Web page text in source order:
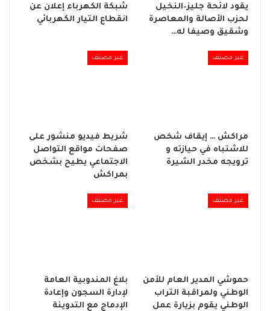
يقود لائحة جليز–النخيل
لحزب الأصالة والمعاصرة
وشقيق وصيفا له…
شبكة الكهرباء إعلان عن
انقطاع التيار الكهربائي
غير مصنف
مراكش … إيقاف شخص
للاشتباه في حيازته و
ترويجه مخدر الشيرة
غير مصنف
شريط فيديو منشور على
صفحات مواقع التواصل
الاجتماعي يطيح بشخص
بمراكش
غير مصنف
حموشي المدير العام للأمن
الوطني ولمراقبة التراب
الوطني يقوم بزيارة عمل
غير مصنف
بلاغ المندوبية العامة
لإدارة السجون وإعادة
الإدماج مع التدوينة